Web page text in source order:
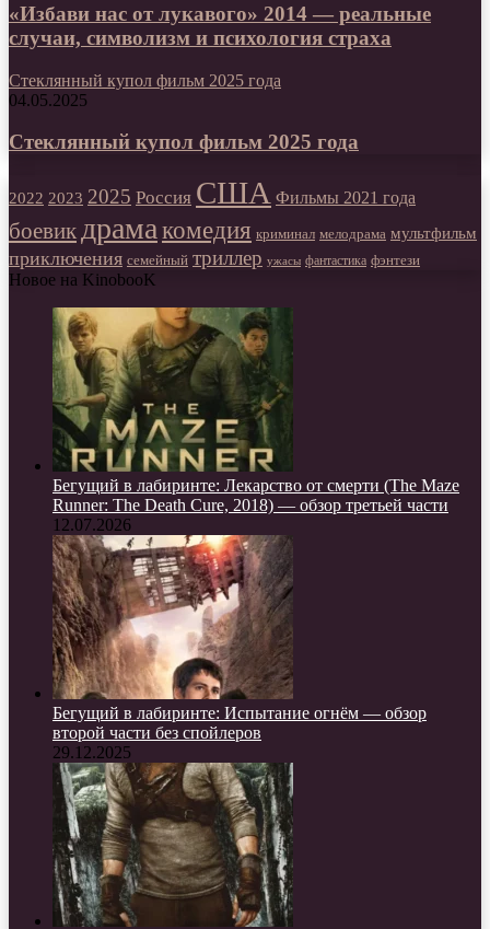
«Избави нас от лукавого» 2014 — реальные
случаи, символизм и психология страха
Стеклянный купол фильм 2025 года
04.05.2025
Стеклянный купол фильм 2025 года
2022 2023 2025 Россия США Фильмы 2021 года
боевик драма комедия криминал мелодрама мультфильм
приключения семейный триллер ужасы фантастика фэнтези
Новое на KinobooK
Бегущий в лабиринте: Лекарство от смерти (The Maze
Runner: The Death Cure, 2018) — обзор третьей части
12.07.2026
Бегущий в лабиринте: Испытание огнём — обзор
второй части без спойлеров
29.12.2025